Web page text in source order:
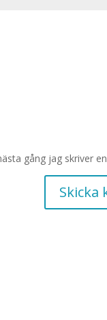
gång jag skriver